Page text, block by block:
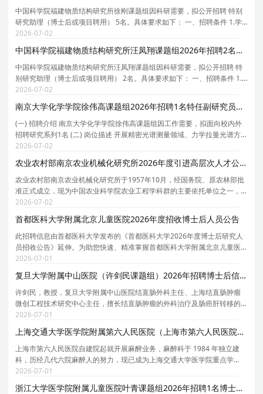
中国科学院福建物质结构研究所徐刚课题组因科研需要，拟公开招聘 特别
研究助理（博士后或项目聘用） 5名。具体要求如下： 一、招聘条件 1.学
历要求：博士； 2.专业要求：化学类、材料类； 3.研究方向：配位聚合物
材料及气体传感研究； 4.岗位要求：工作踏实
2026-07-02
中国科学院福建物质结构研究所汪凤翔课题组2026年招聘2名特别研究助理（博士后或项目聘用）启事
中国科学院福建物质结构研究所汪凤翔课题组因科研需要，拟公开招聘 特
别研究助理（博士后或项目聘用） 2名。具体要求如下： 一、招聘条件 1.
学历要求：博士； 2.专业要求： 电机控制类 、控制理论类； 3.研究方向：
永磁电机系统无传感器、变换器先进控制策略
2026-07-02
南京大学化学学院徐伟高课题组2026年招聘1名特任副研究员公告（YJ20260577）
(一) 招聘介绍 南京大学化学学院徐伟高课题组因工作需要，拟面向校内外
招聘研究系列1名 (二) 岗位描述 开展精密光谱测量领域、力学拉曼光谱方
向研究工作，取得高水平、原创性进展。 1、聘期内积极发表高水平研究论
文； 2、聘期内积极申请并主持国家自然科学
2026-07-02
农业农村部南京农业机械化研究所2026年度引进高层次人才公告
农业农村部南京农业机械化研究所于1957年10月，经国务院、原农林部批
准正式成立，现为中国农业科学院农业工程学科群的主要依托单位之一，
是农业工程科研领域的国家级研究所。 研究所地处美丽古都南京，现有14
个科技创新团队，在职职工250余人，其中高级职称
2026-07-02
首都医科大学附属北京儿童医院2026年度招收博士后人员公告
此招聘信息由首都医科大学发布的《首都医科大学2026年度博士后研究人
员招收公告》延伸。为助您快速、精准掌握首都医科大学附属北京儿童医
院的招聘详情， 现特别针对 首都医科大学附属北京儿童医院 的岗位信息与
报考要点单独说明 。为保证您获取的招聘信息完
2026-07-01
复旦大学附属中山医院（许剑民课题组）2026年招聘博士后信息
许剑民，教授，复旦大学附属中山医院结直肠外科主任、上海结直肠肿瘤
微创工程技术研究中心主任，擅长结直肠肿瘤的外科治疗及肠癌肝转移的
综合诊疗。长期致力于结直肠肿瘤的基础与临床研究。全国创新争先奖、
国家科技进步二等奖获得者，国家卫生健康突出贡献
2026-07-01
上海交通大学医学院附属第六人民医院（上海市第六人民医院）麻醉科2026年招聘人才启事
上海市第六人民医院自建院起就开展麻醉业务，麻醉科于 1984 年独立建
科，历经几代六院麻醉人的努力，现已成为上海交通大学医学院重点学
科。科室获得国自然青年科学基金 A 类，是上海交通大学交叉学科创新人
才实践培养基地、上海交通大学医学院麻醉学硕士和博
2026-07-01
浙江大学医学院附属儿童医院叶青课题组2026年招聘1名博士后启事